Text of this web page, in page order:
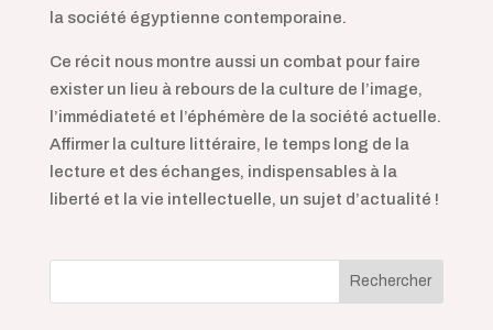
la société égyptienne contemporaine.
Ce récit nous montre aussi un combat pour faire
exister un lieu à rebours de la culture de l’image,
l’immédiateté et l’éphémère de la société actuelle.
Affirmer la culture littéraire, le temps long de la
lecture et des échanges, indispensables à la
liberté et la vie intellectuelle, un sujet d’actualité !
Rechercher